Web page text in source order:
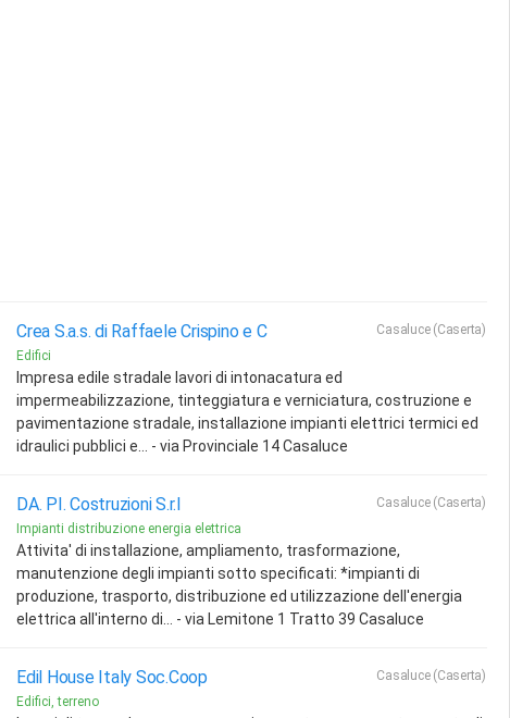
Crea S.a.s. di Raffaele Crispino e C
Casaluce (Caserta)
Edifici
Impresa edile stradale lavori di intonacatura ed
impermeabilizzazione, tinteggiatura e verniciatura, costruzione e
pavimentazione stradale, installazione impianti elettrici termici ed
idraulici pubblici e... - via Provinciale 14 Casaluce
DA. PI. Costruzioni S.r.l
Casaluce (Caserta)
Impianti distribuzione energia elettrica
Attivita' di installazione, ampliamento, trasformazione,
manutenzione degli impianti sotto specificati: *impianti di
produzione, trasporto, distribuzione ed utilizzazione dell'energia
elettrica all'interno di... - via Lemitone 1 Tratto 39 Casaluce
Edil House Italy Soc.Coop
Casaluce (Caserta)
Edifici, terreno